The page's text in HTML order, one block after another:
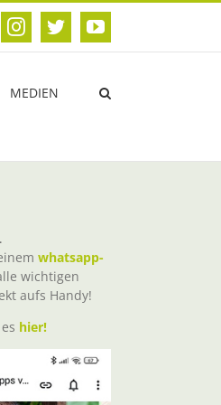
Instagram
TwitterYouTube
MEDIEN
whatsapp-
wichtigen
aufs Handy!
hier!